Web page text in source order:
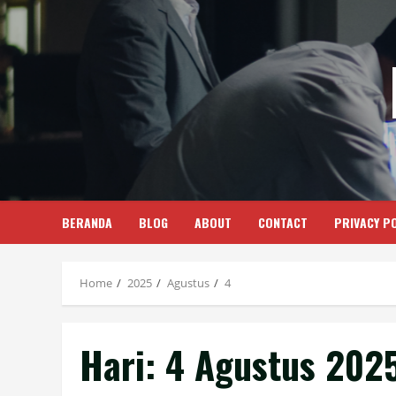
Skip
content
BERANDA BLOG ABOUT CONTACT PRIVACY
Home 2025 Agustus 4
Hari: 4 Agustus